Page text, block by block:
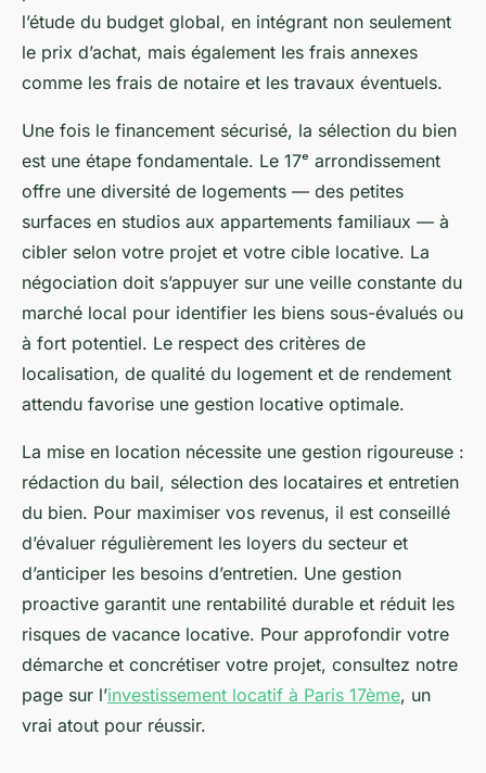
l’étude du budget global, en intégrant non seulement
le prix d’achat, mais également les frais annexes
comme les frais de notaire et les travaux éventuels.
Une fois le financement sécurisé, la sélection du bien
est une étape fondamentale. Le 17ᵉ arrondissement
offre une diversité de logements — des petites
surfaces en studios aux appartements familiaux — à
cibler selon votre projet et votre cible locative. La
négociation doit s’appuyer sur une veille constante du
marché local pour identifier les biens sous-évalués ou
à fort potentiel. Le respect des critères de
localisation, de qualité du logement et de rendement
attendu favorise une gestion locative optimale.
La mise en location nécessite une gestion rigoureuse :
rédaction du bail, sélection des locataires et entretien
du bien. Pour maximiser vos revenus, il est conseillé
d’évaluer régulièrement les loyers du secteur et
d’anticiper les besoins d’entretien. Une gestion
proactive garantit une rentabilité durable et réduit les
risques de vacance locative. Pour approfondir votre
démarche et concrétiser votre projet, consultez notre
page sur l’investissement locatif à Paris 17ème, un
vrai atout pour réussir.